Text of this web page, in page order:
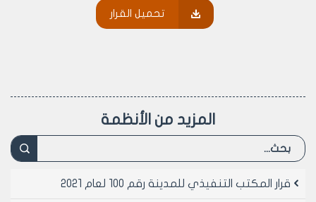
الجمعية بتقديم سند تعهد امام الكاتب بالعدل بالاخلاء فور
المدينة دون الحاجة لانذار والمكالبة باي عطل او ضرر بذلك
لاقامة السوق المذكور
تحميل القرار
المزيد من الأنظمة
قرار المكتب التنفيذي للمدينة رقم 100 لعام 2021